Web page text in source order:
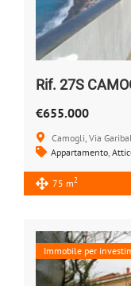
Rif. 27S
€655.000
Camogli, Via
Appartamento
75 m2
Immobile per